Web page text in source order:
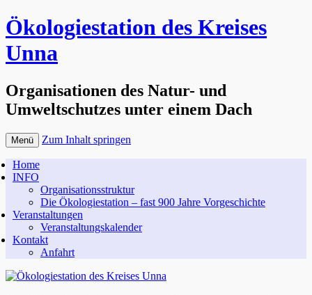
Ökologiestation des Kreises
Unna
Organisationen des Natur- und
Umweltschutzes unter einem Dach
Menü Zum Inhalt springen
Home
INFO
Organisationsstruktur
Die Ökologiestation – fast 900 Jahre Vorgeschichte
Veranstaltungen
Veranstaltungskalender
Kontakt
Anfahrt